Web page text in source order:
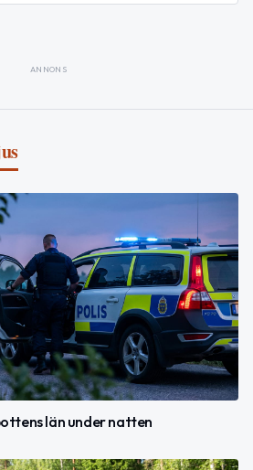
ANNONS
län under natten